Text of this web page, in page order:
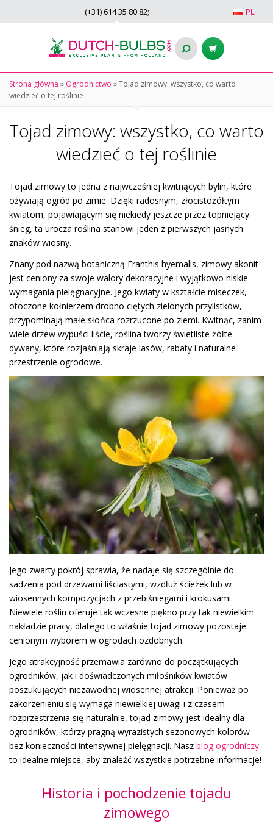
PL
(+31) 614 35 80 82;
Strona główna » Ogrodnictwo »Tojad zimowy: wszystko, co warto
wiedzieć o tej roślinie
Tojad zimowy: wszystko, co warto
wiedzieć o tej roślinie
Tojad zimowy to jedna z najwcześniej kwitnących bylin, które
ożywiają ogród po zimie. Dzięki radosnym, złocistożółtym
kwiatom, pojawiającym się niekiedy jeszcze przez topniejący
śnieg, ta urocza roślina stanowi jeden z pierwszych jasnych
znaków wiosny.
Znany pod nazwą botaniczną Eranthis hyemalis, zimowy akonit
jest ceniony za swoje walory dekoracyjne i wyjątkowo niskie
wymagania pielęgnacyjne. Jego kwiaty w kształcie miseczek,
otoczone kołnierzem drobno ciętych zielonych przylistków,
przypominają małe słońca rozrzucone po ziemi. Kwitnąc, zanim
wiele drzew wypuści liście, roślina tworzy świetliste żółte
dywany, które rozjaśniają skraje lasów, rabaty i naturalne
przestrzenie ogrodowe.
Jego zwarty pokrój sprawia, że nadaje się szczególnie do
sadzenia pod drzewami liściastymi, wzdłuż ścieżek lub w
wiosennych kompozycjach z przebiśniegami i krokusami.
Niewiele roślin oferuje tak wczesne piękno przy tak niewielkim
nakładzie pracy, dlatego to właśnie tojad zimowy pozostaje
cenionym wyborem w ogrodach ozdobnych.
Jego atrakcyjność przemawia zarówno do początkujących
ogrodników, jak i doświadczonych miłośników kwiatów
poszukujących niezawodnej wiosennej atrakcji. Ponieważ po
zakorzenieniu się wymaga niewielkiej uwagi i z czasem
rozprzestrzenia się naturalnie, tojad zimowy jest idealny dla
ogrodników, którzy pragną wyrazistych sezonowych kolorów
bez konieczności intensywnej pielęgnacji. Nasz blog ogrodniczy
to idealne miejsce, aby znaleźć wszystkie potrzebne informacje!
Historia i pochodzenie tojadu
zimowego